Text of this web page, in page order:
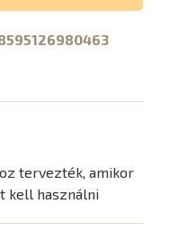
tervezték, amikor
kell használni